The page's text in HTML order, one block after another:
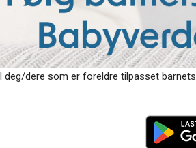
dere som er foreldre tilpasset